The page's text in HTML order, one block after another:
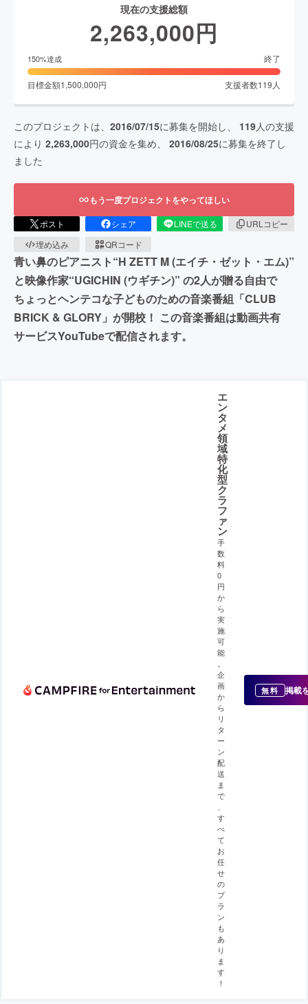
現在の支援総額
2,263,000円
150%達成 終了
目標金額1,500,000円 支援者数119 人
このプロジェクトは、 2016/07/15に募集を開始し、 119人の支援
により 2,263,000円の資金を集め、 2016/08/25に募集を終了し
ました
もう一度プロジェクトをやってほしい
ポスト シェア LINEで送る
URLコピー
埋め込み
QRコード
青い鼻のピアニスト“H ZETT M (エイチ・ゼット・エム)”
と映像作家“UGICHIN (ウギチン)” の2人が贈る自由で
ちょっとヘンテコな子どものための音楽番組「CLUB
BRICK & GLORY」が開校！ この音楽番組は動画共有
サービスYouTubeで配信されます。
エ
ン
タ
メ
領
域
特
化
型
ク
ラ
フ
ァ
ン
手
数
料
0
円
か
ら
実
施
可
能
企
画
か
ら
リ
タ
ー
ン
配
送
ま
で
す
べ
て
お
任
せ
の
プ
ラ
ン
も
あ
り
ま
す
！
無料 掲載